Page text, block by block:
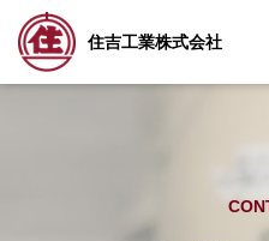
住吉工業株式会社